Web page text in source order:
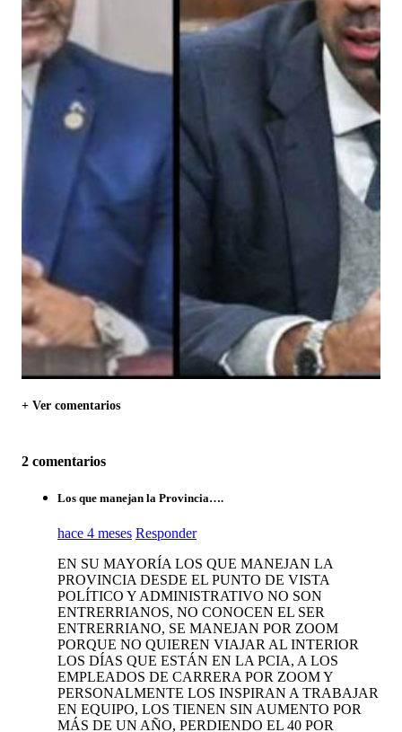
+ Ver comentarios
2 comentarios
Los que manejan la Provincia….
hace 4 meses Responder
EN SU MAYORÍA LOS QUE MANEJAN LA
PROVINCIA DESDE EL PUNTO DE VISTA
POLÍTICO Y ADMINISTRATIVO NO SON
ENTRERRIANOS, NO CONOCEN EL SER
ENTRERRIANO, SE MANEJAN POR ZOOM
PORQUE NO QUIEREN VIAJAR AL INTERIOR
LOS DÍAS QUE ESTÁN EN LA PCIA, A LOS
EMPLEADOS DE CARRERA POR ZOOM Y
PERSONALMENTE LOS INSPIRAN A TRABAJAR
EN EQUIPO, LOS TIENEN SIN AUMENTO POR
MÁS DE UN AÑO, PERDIENDO EL 40 POR